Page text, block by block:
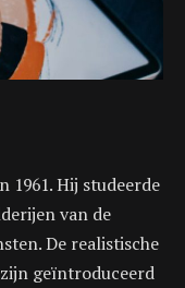
1961. Hij studeerde
van de
De realistische
geïntroduceerd